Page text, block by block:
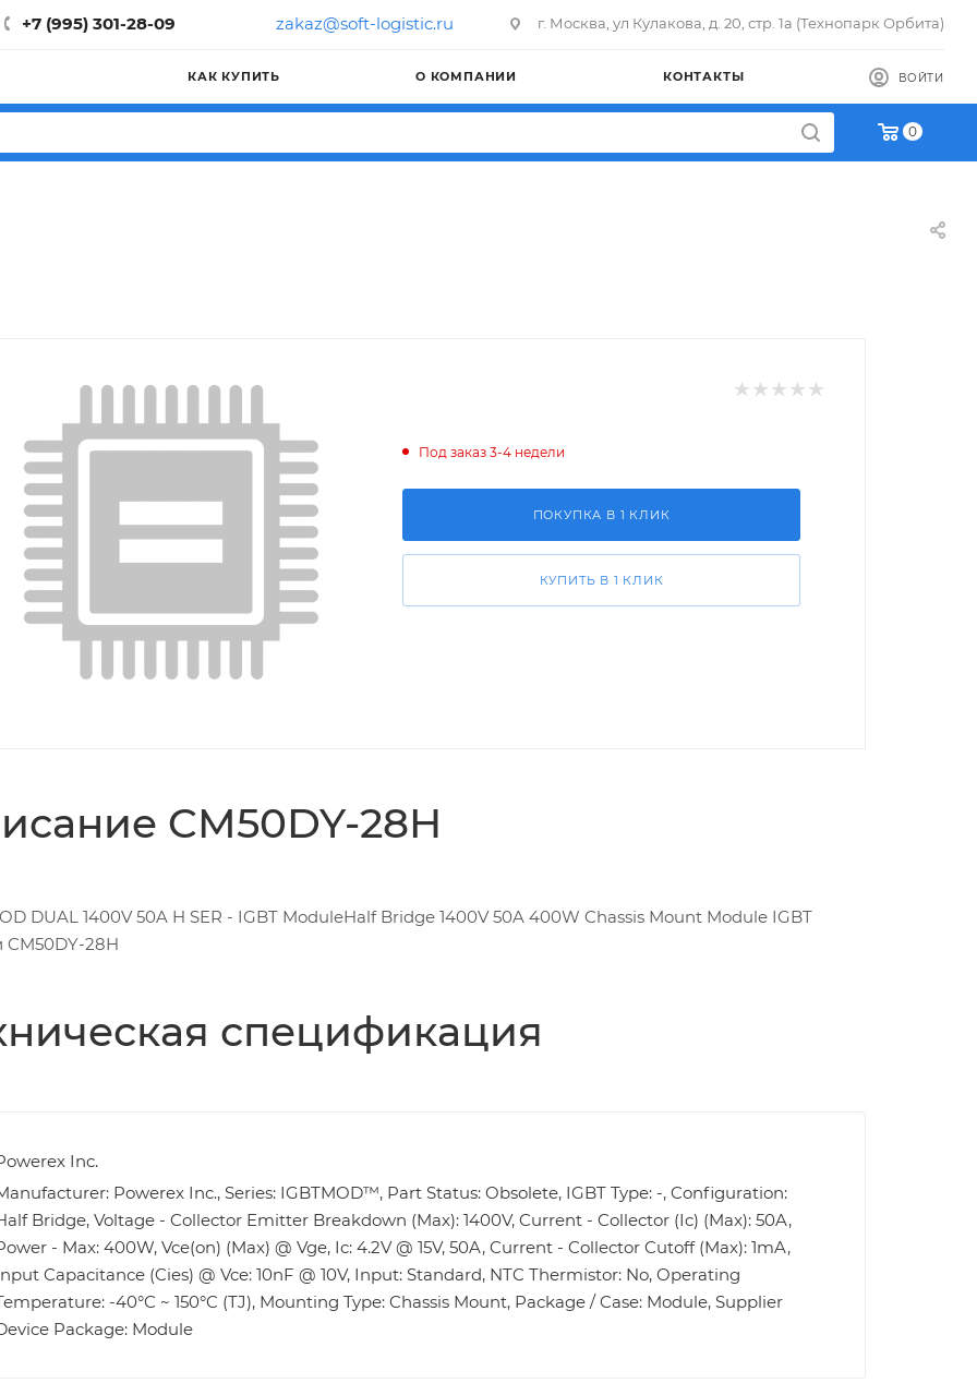
+7 (995) 301-28-09 zakaz@soft-logistic.ru г. Москва, ул Кулакова, д. 20, стр. 1а (Технопарк Орбита)
КАК КУПИТЬ О КОМПАНИИ КОНТАКТЫ ВОЙТИ
0
Под заказ 3-4 недели
ПОКУПКА В 1 КЛИК
КУПИТЬ В 1 КЛИК
CM50DY-28H
DUAL 1400V 50A H SER - IGBT ModuleHalf Bridge 1400V 50A 400W Chassis Mount Module IGBT
CM50DY-28H
спецификация
Inc.
Powerex Inc., Series: IGBTMOD™, Part Status: Obsolete, IGBT Type: -, Configuration:
Bridge, Voltage - Collector Emitter Breakdown (Max): 1400V, Current - Collector (Ic) (Max): 50A,
- Max: 400W, Vce(on) (Max) @ Vge, Ic: 4.2V @ 15V, 50A, Current - Collector Cutoff (Max): 1mA,
Capacitance (Cies) @ Vce: 10nF @ 10V, Input: Standard, NTC Thermistor: No, Operating
-40°C ~ 150°C (TJ), Mounting Type: Chassis Mount, Package / Case: Module, Supplier
Package: Module